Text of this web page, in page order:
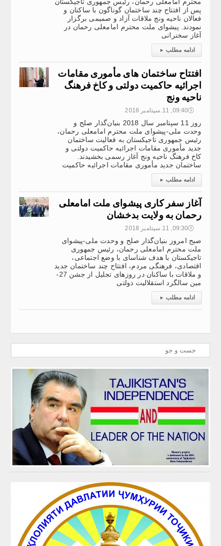
پس از افتتاح چند ساختمان گوناگون با ساکنان و
فعالان ناحیه ونج ملاقات آزاد و صمیمی برگزار
نمودند. پیشوای ملت محترم امامعلی رحمان در
آغاز سخنرانی
ادامه مطلب ▸
افتتاح ساختمان های مأموری مقامات
اجرائیه حاکمیت دولتی و کاخ فرهنگ
ناحیه ونج
🕔09:40, 11.سپتامبر 2018
روز 11 سپتامبر سال 2018 بنیان‌گذار صلح و
وحدت ملی-پیشوای ملت محترم امامعلی رحمان،
رئیس جمهوری تاجیکستان به فعالیت ساختمان
جدید مأموری مقامات اجرائیه حاکمیت دولتی و
کاخ فرهنگ ناحیه ونج آغاز رسمی بخشیدند.
ساختمان جدید مأموری مقامات اجرائیه حاکمیت
ادامه مطلب ▸
آغاز سفر کاری پیشوای ملت امامعلی
رحمان به ولایت بدخشان
🕔09:30, 11.سپتامبر 2018
صبح امروز بنیان‌گذار صلح و وحدت ملی-پیشوای
ملت محترم امامعلی رحمان، رئیس جمهوری
تاجیکستان با هدف شناسای با وضع اجتماعی،
اقتصادی، فرهنگی مردم، افتتاح چند ساختمان جدید
و ملاقات با ساکنان در روزهای تجلیل از جشن 27-
مین سالگرد استقلالیت دولتی
ادامه مطلب ▸